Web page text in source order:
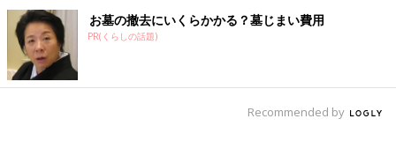
お墓の撤去にいくらかかる？墓じまい費用
PR(くらしの話題)
Recommended by